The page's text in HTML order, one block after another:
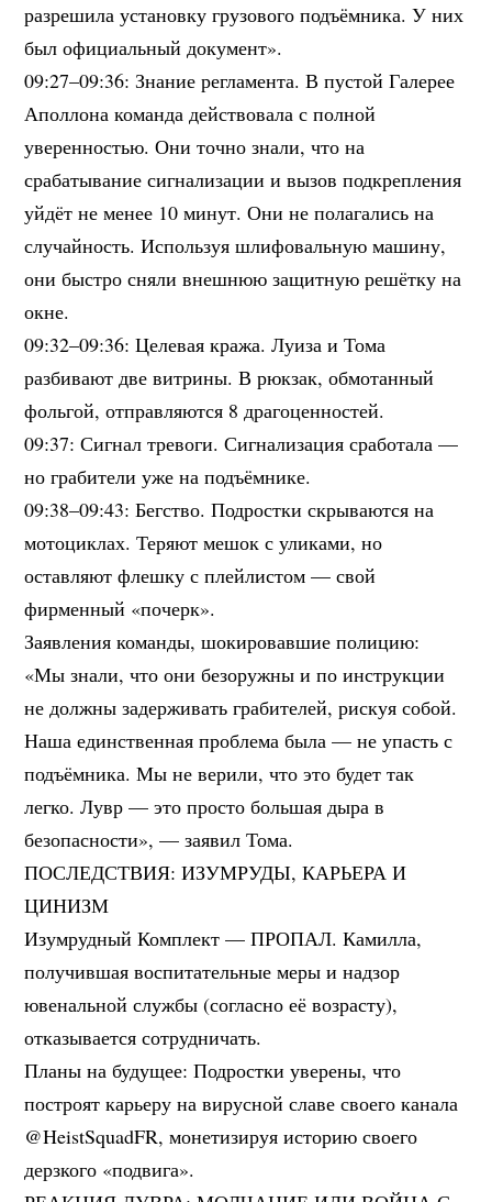
разрешила установку грузового подъёмника. У них
был официальный документ».
09:27–09:36: Знание регламента. В пустой Галерее
Аполлона команда действовала с полной
уверенностью. Они точно знали, что на
срабатывание сигнализации и вызов подкрепления
уйдёт не менее 10 минут. Они не полагались на
случайность. Используя шлифовальную машину,
они быстро сняли внешнюю защитную решётку на
окне.
09:32–09:36: Целевая кража. Луиза и Тома
разбивают две витрины. В рюкзак, обмотанный
фольгой, отправляются 8 драгоценностей.
09:37: Сигнал тревоги. Сигнализация сработала —
но грабители уже на подъёмнике.
09:38–09:43: Бегство. Подростки скрываются на
мотоциклах. Теряют мешок с уликами, но
оставляют флешку с плейлистом — свой
фирменный «почерк».
Заявления команды, шокировавшие полицию:
«Мы знали, что они безоружны и по инструкции
не должны задерживать грабителей, рискуя собой.
Наша единственная проблема была — не упасть с
подъёмника. Мы не верили, что это будет так
легко. Лувр — это просто большая дыра в
безопасности», — заявил Тома.
ПОСЛЕДСТВИЯ: ИЗУМРУДЫ, КАРЬЕРА И
ЦИНИЗМ
Изумрудный Комплект — ПРОПАЛ. Камилла,
получившая воспитательные меры и надзор
ювенальной службы (согласно её возрасту),
отказывается сотрудничать.
Планы на будущее: Подростки уверены, что
построят карьеру на вирусной славе своего канала
@HeistSquadFR, монетизируя историю своего
дерзкого «подвига».